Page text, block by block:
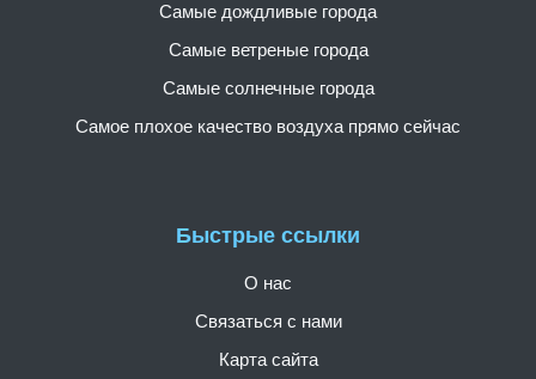
Быстрые ссылки
О нас
Связаться с нами
Карта сайта
Самые дождливые города
Самые ветреные города
Самые солнечные города
Самое плохое качество воздуха прямо сейчас